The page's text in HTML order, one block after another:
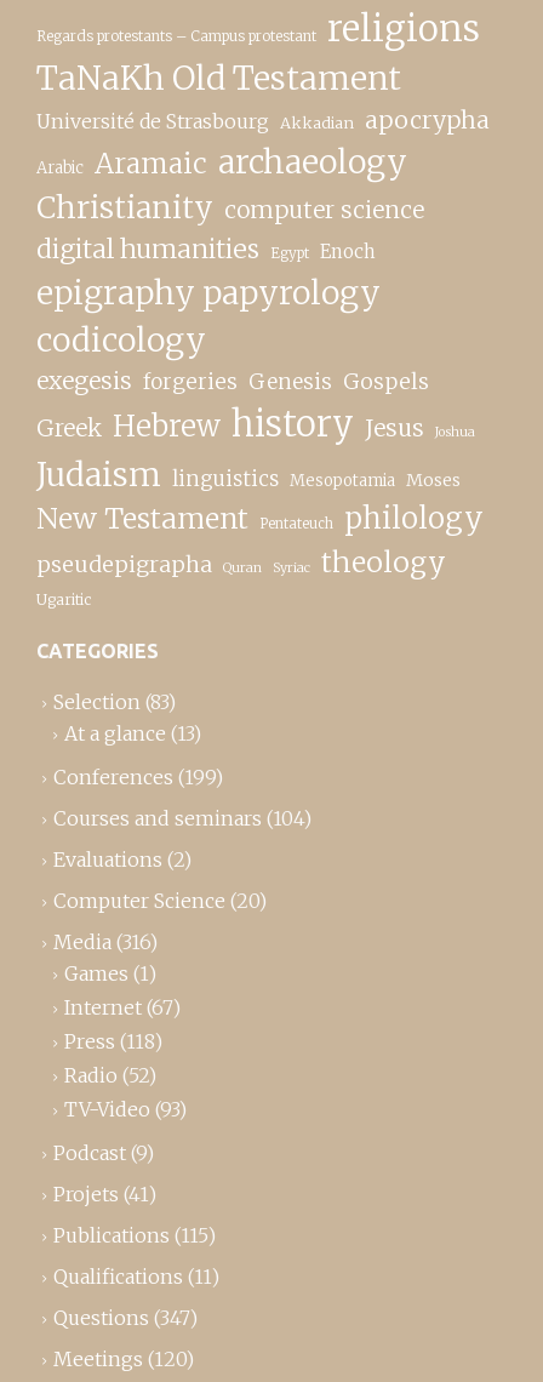
Regards protestants – Campus protestant religions
TaNaKh Old Testament
Université de Strasbourg Akkadian apocrypha
Arabic Aramaic archaeology
Christianity computer science
digital humanities Egypt Enoch
epigraphy papyrology
codicology
exegesis forgeries Genesis Gospels
Greek Hebrew history Jesus Joshua
Judaism linguistics Mesopotamia Moses
New Testament Pentateuch philology
pseudepigrapha Quran Syriac theology
Ugaritic
CATEGORIES
Selection (83)
At a glance (13)
Conferences (199)
Courses and seminars (104)
Evaluations (2)
Computer Science (20)
Media (316)
Games (1)
Internet (67)
Press (118)
Radio (52)
TV-Video (93)
Podcast (9)
Projets (41)
Publications (115)
Qualifications (11)
Questions (347)
Meetings (120)